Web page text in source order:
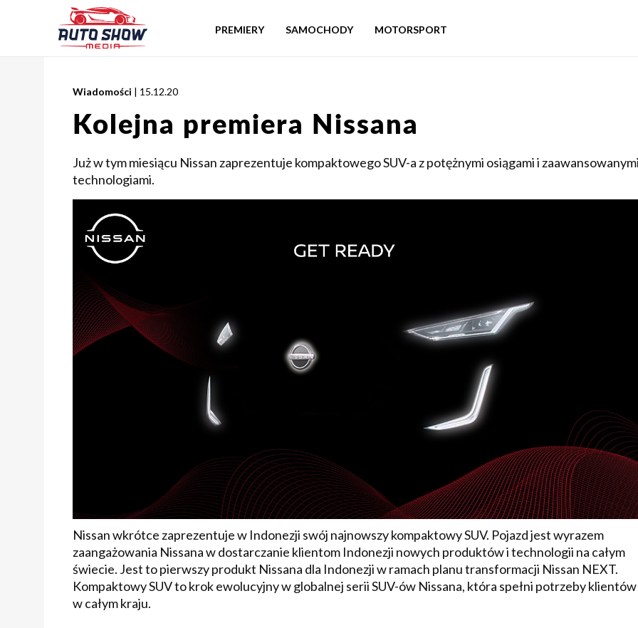
PREMIERY SAMOCHODY MOTORSPORT
Wiadomości | 15.12.20
Kolejna premiera Nissana
Już w tym miesiącu Nissan zaprezentuje kompaktowego SUV-a z potężnymi osiągami i
technologiami.
Nissan wkrótce zaprezentuje w Indonezji swój najnowszy kompaktowy SUV. Pojazd jest wyrazem
zaangażowania Nissana w dostarczanie klientom Indonezji nowych produktów i technologii na całym
świecie. Jest to pierwszy produkt Nissana dla Indonezji w ramach planu transformacji Nissan NEXT.
Kompaktowy SUV to krok ewolucyjny w globalnej serii SUV-ów Nissana, która spełni potrzeby klientów
w całym kraju.